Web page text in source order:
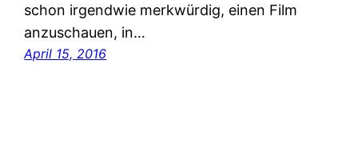
schon irgendwie merkwürdig, einen Film
anzuschauen, in…
April 15, 2016